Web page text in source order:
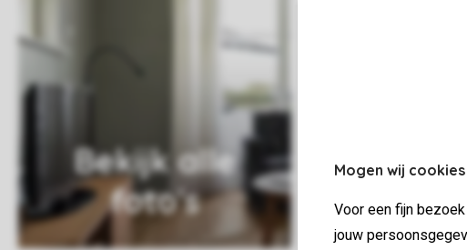
Mogen wij
Voor een fijn
jouw
Bekijk alle
foto's